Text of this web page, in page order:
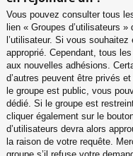
Vous pouvez consulter tous
lien « Groupes d’utilisateurs
l’utilisateur. Si vous
approprié. Cependant, tous
aux nouvelles adhésions.
d’autres peuvent être privés
le groupe est public, vous
dédié. Si le groupe est
cliquer également sur le
d’utilisateurs devra alors
la raison de votre requête.